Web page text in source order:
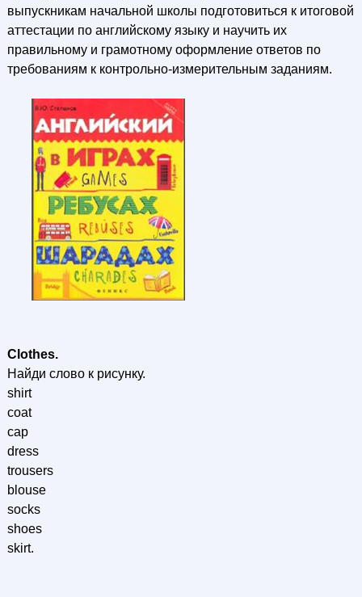
выпускникам начальной школы подготовиться к итоговой
аттестации по английскому языку и научить их
правильному и грамотному оформление ответов по
требованиям к контрольно-измерительным заданиям.
Clothes.
Найди слово к рисунку.
shirt
coat
cap
dress
trousers
blouse
socks
shoes
skirt.